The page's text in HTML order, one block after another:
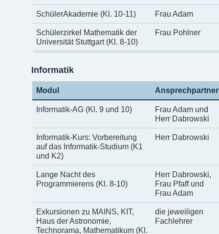
SchülerAkademie (Kl. 10-11) Frau Adam
Schülerzirkel Mathematik der
Universität Stuttgart (Kl. 8-10)
Frau Pohlner
Informatik
Modul Ansprechpartner
Informatik-AG (Kl. 9 und 10)
Frau Adam und
Herr Dabrowski
Informatik-Kurs: Vorbereitung
auf das Informatik-Studium (K1
und K2)
Herr Dabrowski
Lange Nacht des
Programmierens (Kl. 8-10)
Herr Dabrowski,
Frau Pfaff und
Frau Adam
Exkursionen zu MAINS, KIT,
Haus der Astronomie,
Technorama, Mathematikum (Kl.
die jeweiligen
Fachlehrer